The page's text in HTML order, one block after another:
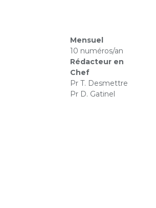
Mensuel
10 numéros/an
Rédacteur en
Chef
Pr T. Desmettre
Pr D. Gatinel